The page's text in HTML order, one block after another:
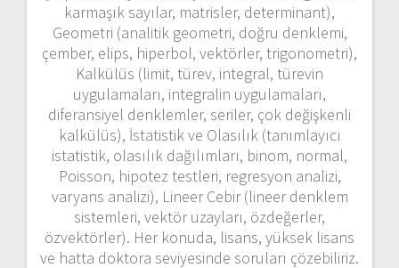
karmaşık sayılar, matrisler, determinant),
Geometri (analitik geometri, doğru denklemi,
çember, elips, hiperbol, vektörler, trigonometri),
Kalkülüs (limit, türev, integral, türevin
uygulamaları, integralin uygulamaları,
diferansiyel denklemler, seriler, çok değişkenli
kalkülüs), İstatistik ve Olasılık (tanımlayıcı
istatistik, olasılık dağılımları, binom, normal,
Poisson, hipotez testleri, regresyon analizi,
varyans analizi), Lineer Cebir (lineer denklem
sistemleri, vektör uzayları, özdeğerler,
özvektörler). Her konuda, lisans, yüksek lisans
ve hatta doktora seviyesinde soruları çözebiliriz.